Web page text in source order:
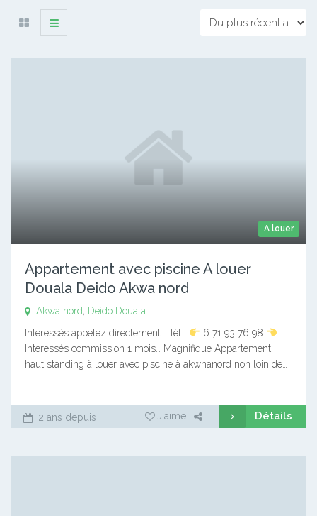
A louer
Appartement avec piscine A louer
Douala Deido Akwa nord
Akwa nord Deido Douala
Intéressés appelez directement : Tél :
6 71 93 76 98
Interessés commission 1 mois… Magnifique Appartement
haut standing à louer avec piscine à akwnanord non loin de…
2 ans depuis J'aime Détails